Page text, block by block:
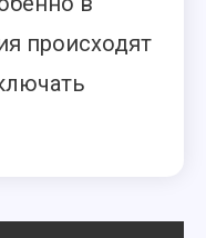
происходят